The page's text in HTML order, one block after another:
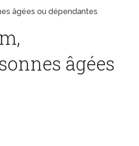
âgées ou dépendantes
âgées